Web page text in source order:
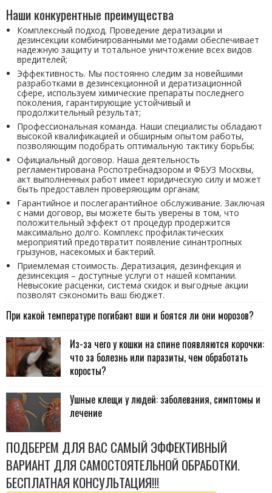
Наши конкурентные преимущества
Комплексный подход. Проведение дератизации и
дезинсекции комбинированными методами обеспечивает
надежную защиту и тотальное уничтожение всех видов
вредителей;
Эффективность. Мы постоянно следим за новейшими
разработками в дезинсекционной и дератизационной
сфере, используем химические препараты последнего
поколения, гарантирующие устойчивый и
продолжительный результат;
Профессиональная команда. Наши специалисты обладают
высокой квалификацией и обширным опытом работы,
позволяющим подобрать оптимальную тактику борьбы;
Официальный договор. Наша деятельность
регламентирована Роспотребнадзором и ФБУЗ Москвы,
акт выполненных работ имеет юридическую силу и может
быть предоставлен проверяющим органам;
Гарантийное и послегарантийное обслуживание. Заключая
с нами договор, вы можете быть уверены в том, что
положительный эффект от процедур продержится
максимально долго. Комплекс профилактических
мероприятий предотвратит появление синантропных
грызунов, насекомых и бактерий.
Приемлемая стоимость. Дератизация, дезинфекция и
дезинсекция – доступные услуги от нашей компании.
Невысокие расценки, система скидок и выгодные акции
позволят сэкономить ваш бюджет.
При какой температуре погибают вши и боятся ли они морозов?
Из-за чего у кошки на спине появляются корочки:
что за болезнь или паразиты, чем обработать
коросты?
Ушные клещи у людей: заболевания, симптомы и
лечение
ПОДБЕРЕМ ДЛЯ ВАС САМЫЙ ЭФФЕКТИВНЫЙ
ВАРИАНТ ДЛЯ САМОСТОЯТЕЛЬНОЙ ОБРАБОТКИ.
БЕСПЛАТНАЯ КОНСУЛЬТАЦИЯ!!!